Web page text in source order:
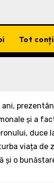
Tot
și a
duce
viața de
și o